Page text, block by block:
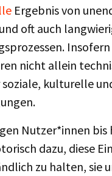
Ergebnis von
oft auch
Insofern
nicht allein
soziale, kulturelle
Nutzer*innen bis
dazu, diese
zu halten, sie